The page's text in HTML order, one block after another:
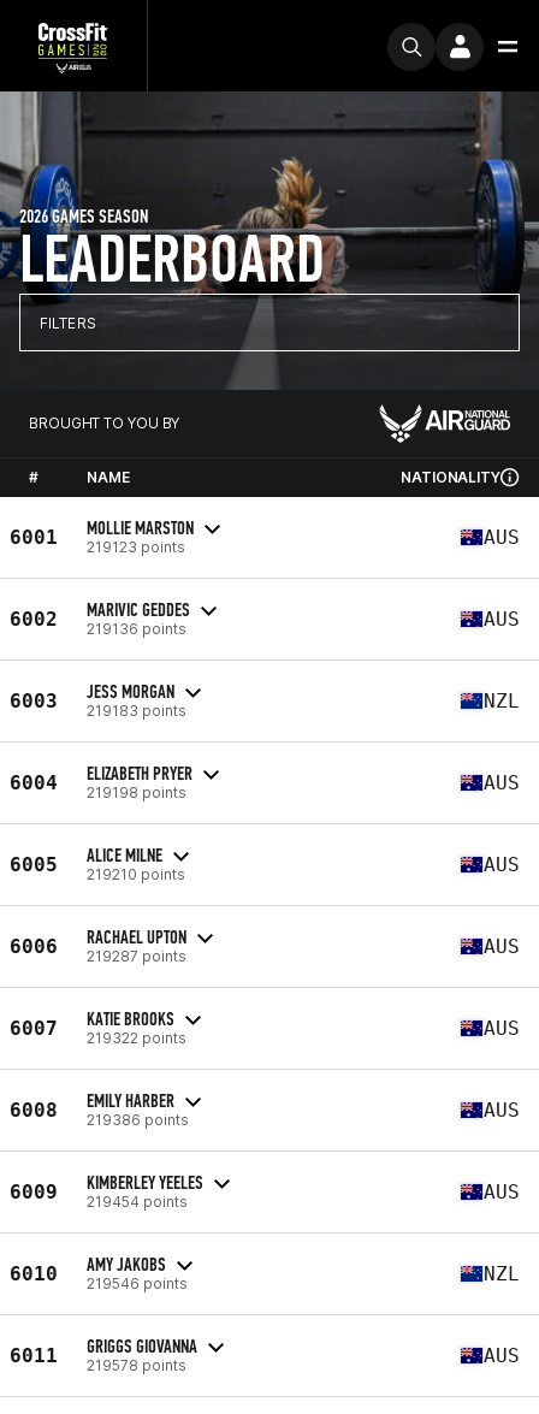
LEADERBOARD
2026 GAMES SEASON
FILTERS
BROUGHT TO YOU BY
# NAME NATIONALITY
6001 MOLLIE MARSTON
219123 points AUS
6002 MARIVIC GEDDES
219136 points AUS
6003 JESS MORGAN
219183 points NZL
6004 ELIZABETH PRYER
219198 points AUS
6005 ALICE MILNE
219210 points AUS
6006 RACHAEL UPTON
219287 points AUS
6007 KATIE BROOKS
219322 points AUS
6008 EMILY HARBER
219386 points AUS
6009 KIMBERLEY YEELES
219454 points AUS
6010 AMY JAKOBS
219546 points NZL
6011 GRIGGS GIOVANNA
219578 points AUS